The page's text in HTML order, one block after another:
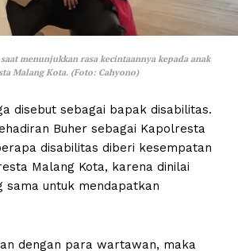
menunjukkan rasa kecintaannya kepada anak
Malang Kota. (Foto: Cahyono)
disebut sebagai bapak disabilitas.
Buher sebagai Kapolresta
disabilitas diberi kesempatan
Malang Kota, karena dinilai
sama untuk mendapatkan
dengan para wartawan, maka